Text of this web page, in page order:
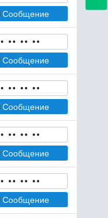
Сообщение
• •• •• ••
Сообщение
• •• •• ••
Сообщение
• •• •• ••
Сообщение
• •• •• ••
Сообщение